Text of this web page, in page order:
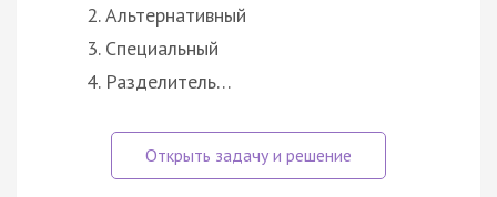
Альтернативный
Специальный
Разделитель…